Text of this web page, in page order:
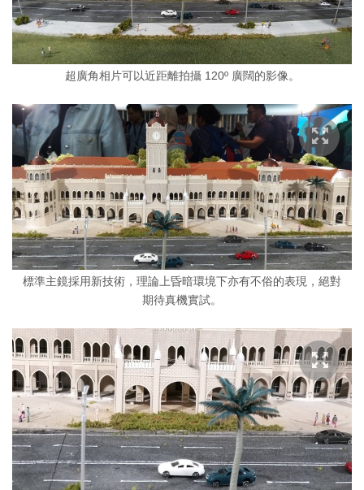
超廣角相片可以近距離拍攝 120º 廣闊的影像。
標準主鏡採用新技術，理論上昏暗環境下亦有不俗的表現，絕對
期待真機實試。